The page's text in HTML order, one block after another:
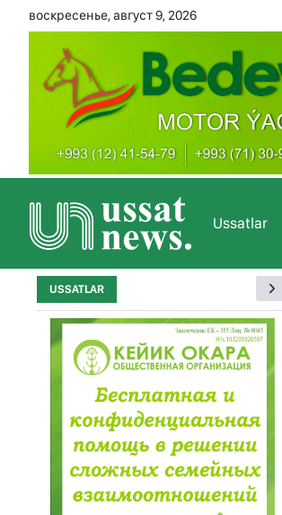
воскресенье, август 9, 2026
Ussatlar
USSATLAR